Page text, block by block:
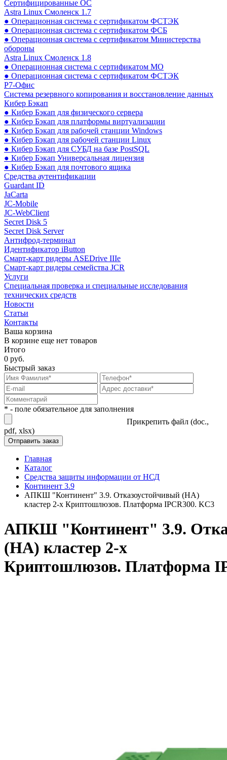
Сертифицированные ОС
Astra Linux Смоленск 1.7
● Операционная система с сертификатом ФСТЭК
● Операционная система с сертификатом ФСБ
● Операционная система с сертификатом Министерства
обороны
Astra Linux Смоленск 1.8
● Операционная система с сертификатом МО
● Операционная система с сертификатом ФСТЭК
Р7-Офис
Система резервного копирования и восстановление данных
Кибер Бэкап
● Кибер Бэкап для физического сервера
● Кибер Бэкап для платформы виртуализации
● Кибер Бэкап для рабочей станции Windows
● Кибер Бэкап для рабочей станции Linux
● Кибер Бэкап для СУБД на базе PostSQL
● Кибер Бэкап Универсальная лицензия
● Кибер Бэкап для почтового ящика
Средства аутентификации
Guardant ID
JaCarta
JC-Mobile
JC-WebClient
Secret Disk 5
Secret Disk Server
Антифрод-терминал
Идентификатор iButton
Смарт-карт ридеры ASEDrive IIIe
Смарт-карт ридеры семейства JCR
Услуги
Специальная проверка и специальные исследования
технических средств
Новости
Статьи
Контакты
Ваша корзина
В корзине еще нет товаров
Итого
0 руб.
Быстрый заказ
* - поле обязательное для заполнения
Прикрепить файл (doc.,
pdf, xlsx)
Главная
Каталог
Средства защиты информации от НСД
Континент 3.9
АПКШ "Континент" 3.9. Отказоустойчивый (HA)
кластер 2-х Криптошлюзов. Платформа IPCR300. KC3
АПКШ "Континент" 3.9.
(HA) кластер 2-х
Криптошлюзов. Платформа